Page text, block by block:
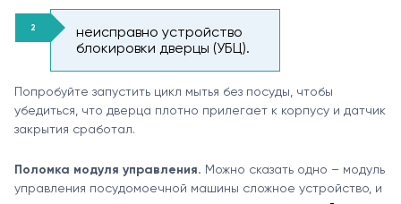
неисправно устройство
блокировки дверцы (УБЦ).
Попробуйте запустить цикл мытья без посуды, чтобы
убедиться, что дверца плотно прилегает к корпусу и датчик
закрытия сработал.
Поломка модуля управления. Можно сказать одно – модуль
управления посудомоечной машины сложное устройство, и